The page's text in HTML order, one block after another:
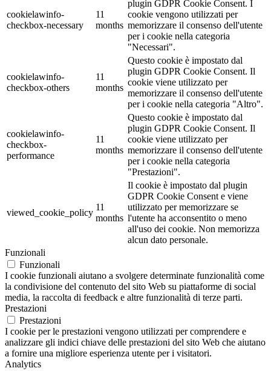
cookielawinfo-
checkbox-necessary
11
months
plugin GDPR Cookie Consent. I
cookie vengono utilizzati per
memorizzare il consenso dell'utente
per i cookie nella categoria
"Necessari".
cookielawinfo-
checkbox-others
11
months
Questo cookie è impostato dal
plugin GDPR Cookie Consent. Il
cookie viene utilizzato per
memorizzare il consenso dell'utente
per i cookie nella categoria "Altro".
cookielawinfo-
checkbox-
performance
11
months
Questo cookie è impostato dal
plugin GDPR Cookie Consent. Il
cookie viene utilizzato per
memorizzare il consenso dell'utente
per i cookie nella categoria
"Prestazioni".
viewed_cookie_policy
11
months
Il cookie è impostato dal plugin
GDPR Cookie Consent e viene
utilizzato per memorizzare se
l'utente ha acconsentito o meno
all'uso dei cookie. Non memorizza
alcun dato personale.
Funzionali
Funzionali
I cookie funzionali aiutano a svolgere determinate funzionalità come
la condivisione del contenuto del sito Web su piattaforme di social
media, la raccolta di feedback e altre funzionalità di terze parti.
Prestazioni
Prestazioni
I cookie per le prestazioni vengono utilizzati per comprendere e
analizzare gli indici chiave delle prestazioni del sito Web che aiutano
a fornire una migliore esperienza utente per i visitatori.
Analytics